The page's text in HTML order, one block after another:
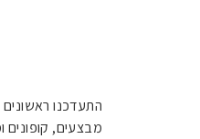
התעדכנו
מבצעים, קופונים